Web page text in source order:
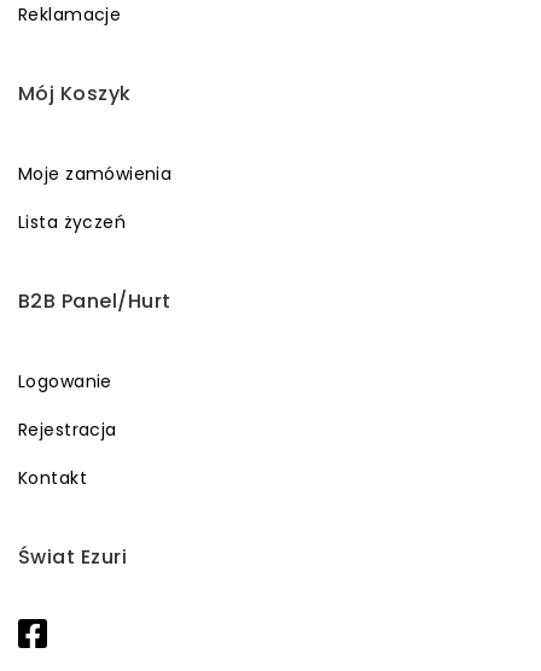
Reklamacje
Mój Koszyk
Moje zamówienia
Lista życzeń
B2B Panel/Hurt
Logowanie
Rejestracja
Kontakt
Świat Ezuri